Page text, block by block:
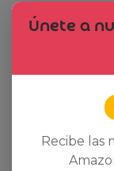
Únete a
Recibe las